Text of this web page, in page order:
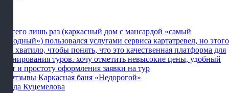
Я всего лишь раз (каркасный дом с мансардой «самый
выгодный») пользовался услугами сервиса картатревел, но этого
мне хватило, чтобы понять, что это качественная платформа для
бронирования туров. хочу отметить невысокие цены, удобный
сайт и простоту оформления заявки на тур
Влада Куцемелова